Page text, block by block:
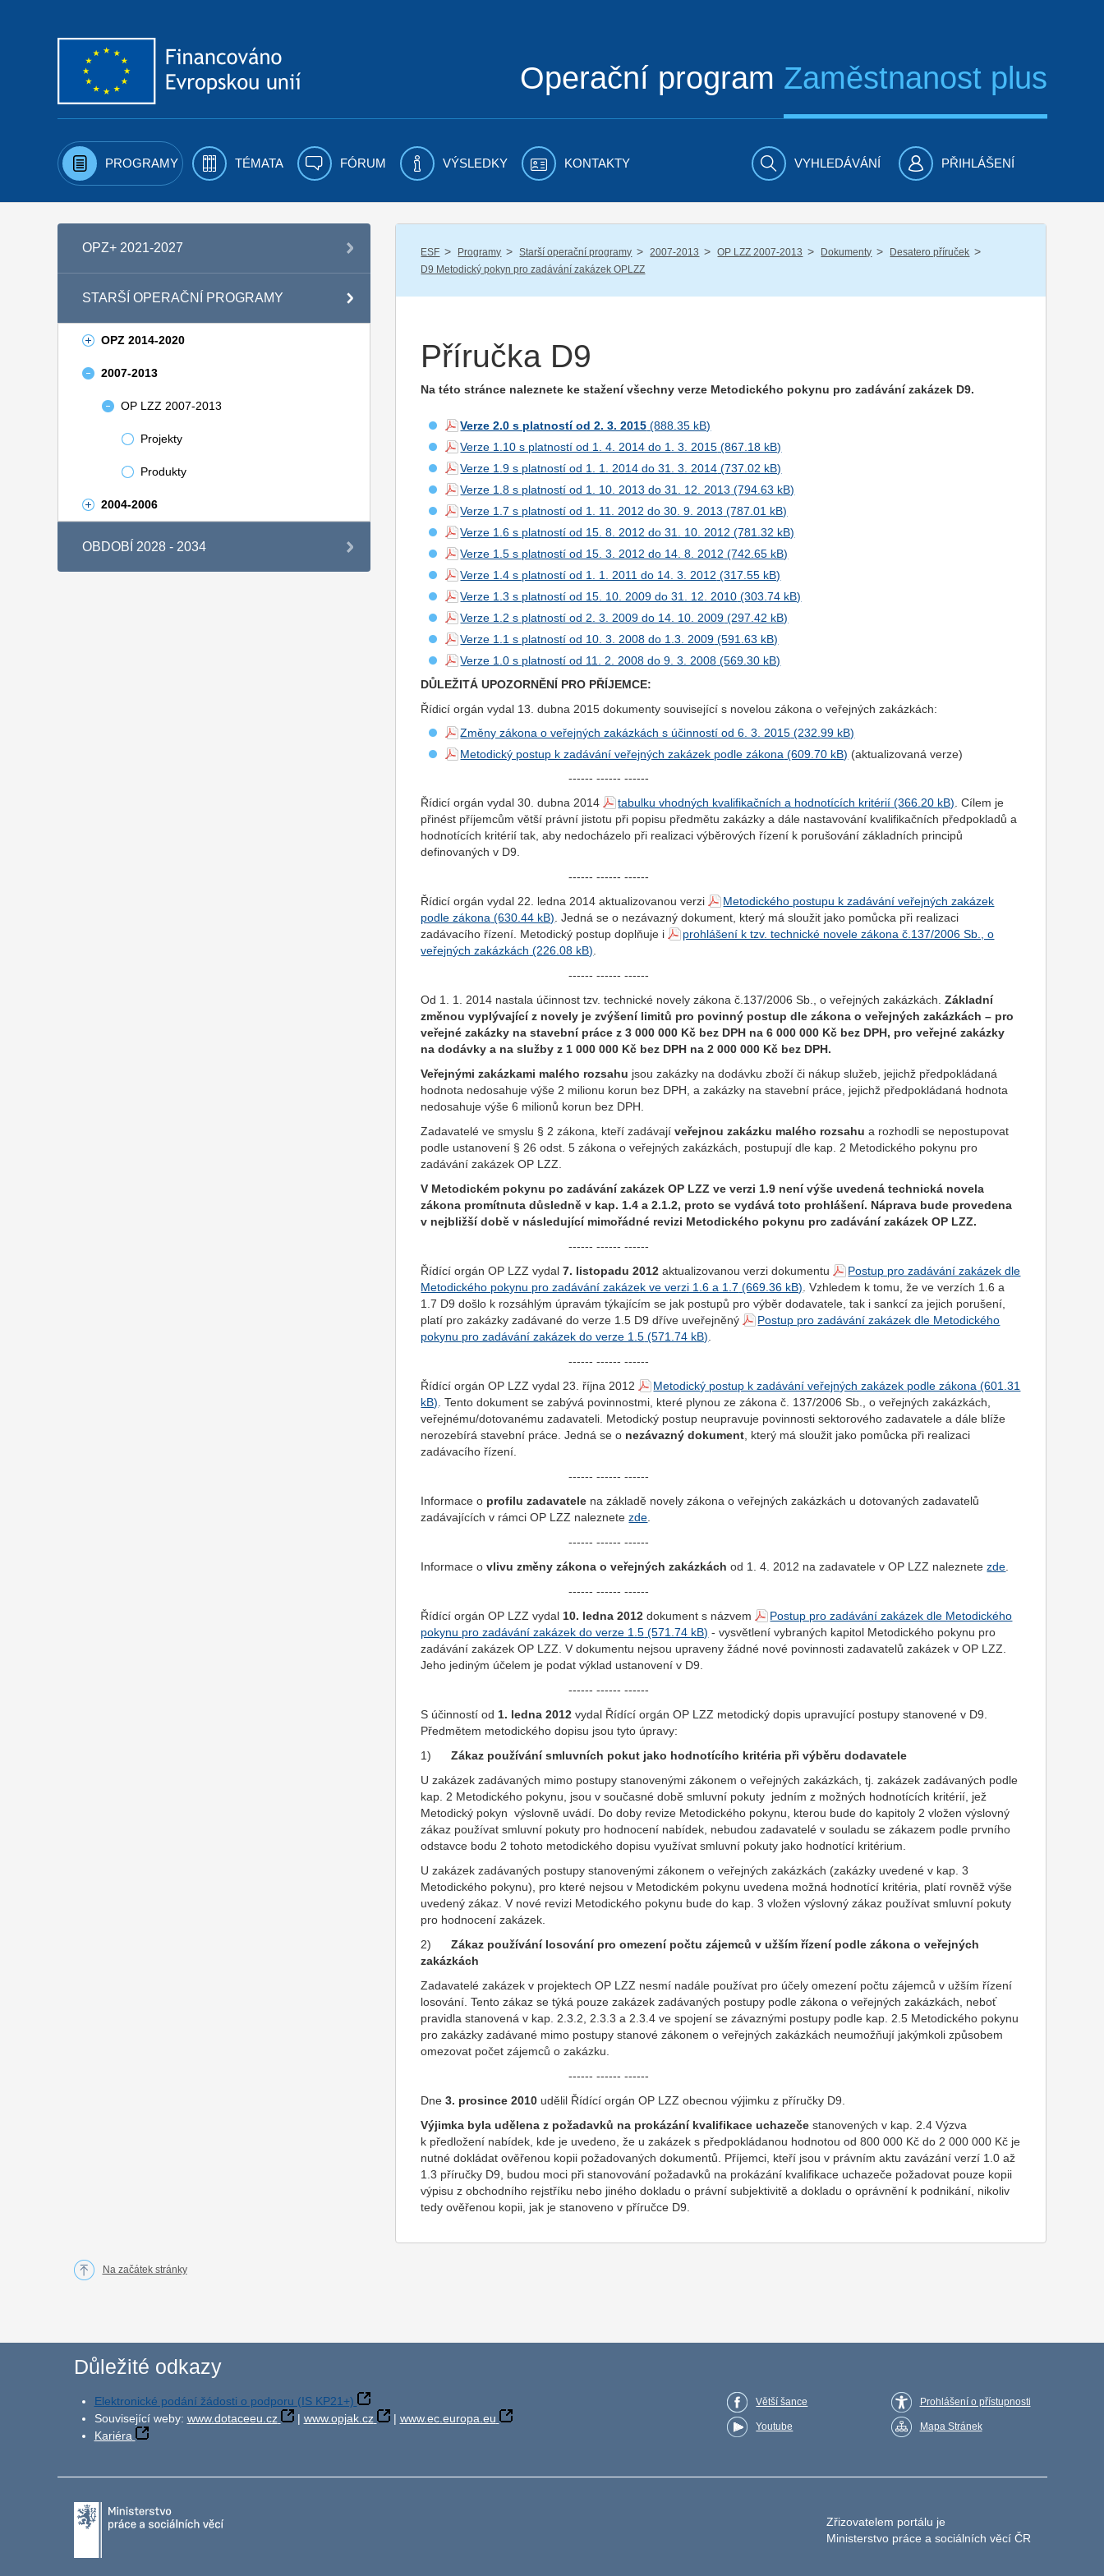
Operační program Zaměstnanost plus
PROGRAMY TÉMATA FÓRUM VÝSLEDKY KONTAKTY VYHLEDÁVÁNÍ PŘIHLÁŠENÍ
OPZ+ 2021-2027
STARŠÍ OPERAČNÍ PROGRAMY
OPZ 2014-2020
2007-2013
OP LZZ 2007-2013
Projekty
Produkty
2004-2006
OBDOBÍ 2028 - 2034
ESF / Programy / Starší operační programy / 2007-2013 / OP LZZ 2007-2013 / Dokumenty / Desatero příruček /
D9 Metodický pokyn pro zadávání zakázek OPLZZ
Příručka D9
Na této stránce naleznete ke stažení všechny verze Metodického pokynu pro zadávání zakázek D9.
Verze 2.0 s platností od 2. 3. 2015
Verze 1.10 s platností od 1. 4. 2014 do 1. 3. 2015
Verze 1.9 s platností od 1. 1. 2014 do 31. 3. 2014
Verze 1.8 s platností od 1. 10. 2013 do 31. 12. 2013
Verze 1.7 s platností od 1. 11. 2012 do 30. 9. 2013
Verze 1.6 s platností od 15. 8. 2012 do 31. 10. 2012
Verze 1.5 s platností od 15. 3. 2012 do 14. 8. 2012
Verze 1.4 s platností od 1. 1. 2011 do 14. 3. 2012
Verze 1.3 s platností od 15. 10. 2009 do 31. 12. 2010
Verze 1.2 s platností od 2. 3. 2009 do 14. 10. 2009
Verze 1.1 s platností od 10. 3. 2008 do 1.3. 2009
Verze 1.0 s platností od 11. 2. 2008 do 9. 3. 2008
DŮLEŽITÁ UPOZORNĚNÍ PRO PŘÍJEMCE:
Řídicí orgán vydal 13. dubna 2015 dokumenty související s novelou zákona o veřejných zakázkách:
Změny zákona o veřejných zakázkách s účinností od 6. 3. 2015
Metodický postup k zadávání veřejných zakázek podle zákona
(aktualizovaná verze)
------ ------ ------
Řídicí orgán vydal 30. dubna 2014
tabulku vhodných kvalifikačních a hodnotících kritérií
. Cílem je
přinést příjemcům větší právní jistotu při popisu předmětu zakázky a dále nastavování kvalifikačních předpokladů a
hodnotících kritérií tak, aby nedocházelo při realizaci výběrových řízení k porušování základních principů
definovaných v D9.
------ ------ ------
Řídicí orgán vydal 22. ledna 2014 aktualizovanou verzi
Metodického postupu k zadávání veřejných zakázek
podle zákona
. Jedná se o nezávazný dokument, který má sloužit jako pomůcka při realizaci
zadávacího řízení. Metodický postup doplňuje i
prohlášení k tzv. technické novele zákona č.137/2006 Sb., o
veřejných zakázkách
------ ------ ------
Od 1. 1. 2014 nastala účinnost tzv. technické novely zákona č.137/2006 Sb., o veřejných zakázkách.Základní
změnou vyplývající z novely je zvýšení limitů pro povinný postup dle zákona o veřejných zakázkách – pro
veřejné zakázky na stavební práce z 3 000 000 Kč bez DPH na 6 000 000 Kč bez DPH, pro veřejné zakázky
na dodávky a na služby z 1 000 000 Kč bez DPH na 2 000 000 Kč bez DPH.
Veřejnými zakázkami malého rozsahu jsou zakázky na dodávku zboží či nákup služeb, jejichž předpokládaná
hodnota nedosahuje výše 2 milionu korun bez DPH, a zakázky na stavební práce, jejichž předpokládaná hodnota
nedosahuje výše 6 milionů korun bez DPH.
Zadavatelé ve smyslu § 2 zákona, kteří zadávajíveřejnou zakázku malého rozsahu a rozhodli se nepostupovat
podle ustanovení § 26 odst. 5 zákona o veřejných zakázkách, postupují dle kap. 2 Metodického pokynu pro
zadávání zakázek OP LZZ.
V Metodickém pokynu po zadávání zakázek OP LZZ ve verzi 1.9 není výše uvedená technická novela
zákona promítnuta důsledně v kap. 1.4 a 2.1.2, proto se vydává toto prohlášení. Náprava bude provedena
v nejbližší době v následující mimořádné revizi Metodického pokynu pro zadávání zakázek OP LZZ.
------ ------ ------
Řídící orgán OP LZZ vydal7. listopadu 2012 aktualizovanou verzi dokumentu
Postup pro zadávání zakázek dle
Metodického pokynu pro zadávání zakázek ve verzi 1.6 a 1.7
. Vzhledem k tomu, že ve verzích 1.6 a
1.7 D9 došlo k rozsáhlým úpravám týkajícím se jak postupů pro výběr dodavatele, tak i sankcí za jejich porušení,
platí pro zakázky zadávané do verze 1.5 D9 dříve uveřejněný
Postup pro zadávání zakázek dle Metodického
pokynu pro zadávání zakázek do verze 1.5
------ ------ ------
Řídící orgán OP LZZ vydal 23. října 2012
Metodický postup k zadávání veřejných zakázek podle zákona
. Tento dokument se zabývá povinnostmi, které plynou ze zákona č. 137/2006 Sb., o veřejných zakázkách,
veřejnému/dotovanému zadavateli. Metodický postup neupravuje povinnosti sektorového zadavatele a dále blíže
nerozebírá stavební práce. Jedná se o nezávazný dokument , který má sloužit jako pomůcka při realizaci
zadávacího řízení.
------ ------ ------
Informace o profilu zadavatele na základě novely zákona o veřejných zakázkách u dotovaných zadavatelů
zadávajících v rámci OP LZZ naleznetezde
------ ------ ------
Informace ovlivu změny zákona o veřejných zakázkách od 1. 4. 2012 na zadavatele v OP LZZ naleznetezde
------ ------ ------
Řídící orgán OP LZZ vydal 10. ledna 2012 dokument s názvem
Postup pro zadávání zakázek dle Metodického
pokynu pro zadávání zakázek do verze 1.5
- vysvětlení vybraných kapitol Metodického pokynu pro
zadávání zakázek OP LZZ. V dokumentu nejsou upraveny žádné nové povinnosti zadavatelů zakázek v OP LZZ.
Jeho jediným účelem je podat výklad ustanovení v D9.
------ ------ ------
S účinností od 1. ledna 2012 vydal Řídící orgán OP LZZ metodický dopis upravující postupy stanovené v D9.
Předmětem metodického dopisu jsou tyto úpravy:
1)Zákaz používání smluvních pokut jako hodnotícího kritéria při výběru dodavatele
U zakázek zadávaných mimo postupy stanovenými zákonem o veřejných zakázkách, tj. zakázek zadávaných podle
kap. 2 Metodického pokynu, jsou v současné době smluvní pokuty jedním z možných hodnotících kritérií, jež
Metodický pokyn výslovně uvádí. Do doby revize Metodického pokynu, kterou bude do kapitoly 2 vložen výslovný
zákaz používat smluvní pokuty pro hodnocení nabídek, nebudou zadavatelé v souladu se zákazem podle prvního
odstavce bodu 2 tohoto metodického dopisu využívat smluvní pokuty jako hodnotící kritérium.
U zakázek zadávaných postupy stanovenými zákonem o veřejných zakázkách (zakázky uvedené v kap. 3
Metodického pokynu), pro které nejsou v Metodickém pokynu uvedena možná hodnotící kritéria, platí rovněž výše
uvedený zákaz. V nové revizi Metodického pokynu bude do kap. 3 vložen výslovný zákaz používat smluvní pokuty
pro hodnocení zakázek.
2)Zákaz používání losování pro omezení počtu zájemců v užším řízení podle zákona o veřejných
zakázkách
Zadavatelé zakázek v projektech OP LZZ nesmí nadále používat pro účely omezení počtu zájemců v užším řízení
losování. Tento zákaz se týká pouze zakázek zadávaných postupy podle zákona o veřejných zakázkách, neboť
pravidla stanovená v kap. 2.3.2, 2.3.3 a 2.3.4 ve spojení se závaznými postupy podle kap. 2.5 Metodického pokynu
pro zakázky zadávané mimo postupy stanové zákonem o veřejných zakázkách neumožňují jakýmkoli způsobem
omezovat počet zájemců o zakázku.
------ ------ ------
Dne3. prosince 2010 udělil Řídící orgán OP LZZ obecnou výjimku z příručky D9.
Výjimka byla udělena z požadavků na prokázání kvalifikace uchazeče stanovených v kap. 2.4 Výzva
k předložení nabídek, kde je uvedeno, že u zakázek s předpokládanou hodnotou od 800 000 Kč do 2 000 000 Kč je
nutné dokládat ověřenou kopii požadovaných dokumentů. Příjemci, kteří jsou v právním aktu zavázání verzí 1.0 až
1.3 příručky D9, budou moci při stanovování požadavků na prokázání kvalifikace uchazeče požadovat pouze kopii
výpisu z obchodního rejstříku nebo jiného dokladu o právní subjektivitě a dokladu o oprávnění k podnikání, nikoliv
tedy ověřenou kopii, jak je stanoveno v příručce D9.
Na začátek stránky
Důležité odkazy
Elektronické podání žádosti o podporu (IS KP21+)
Související weby: www.dotaceeu.cz | www.opjak.cz | www.ec.europa.eu
Kariéra
Větší šance
Youtube
Prohlášení o přístupnosti
Mapa Stránek
Zřizovatelem portálu je
Ministerstvo práce a sociálních věcí ČR